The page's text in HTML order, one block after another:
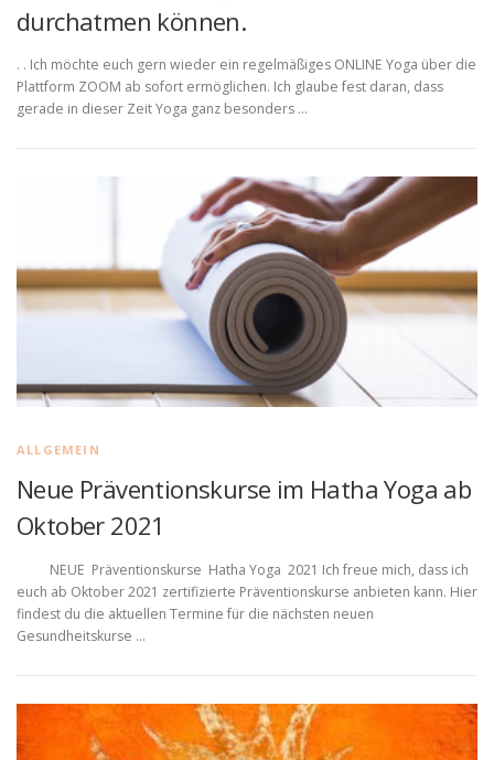
durchatmen können.
. . Ich möchte euch gern wieder ein regelmäßiges ONLINE Yoga über die
Plattform ZOOM ab sofort ermöglichen. Ich glaube fest daran, dass
gerade in dieser Zeit Yoga ganz besonders …
ALLGEMEIN
Neue Präventionskurse im Hatha Yoga ab
Oktober 2021
NEUE Präventionskurse Hatha Yoga 2021 Ich freue mich, dass ich
euch ab Oktober 2021 zertifizierte Präventionskurse anbieten kann. Hier
findest du die aktuellen Termine für die nächsten neuen
Gesundheitskurse …